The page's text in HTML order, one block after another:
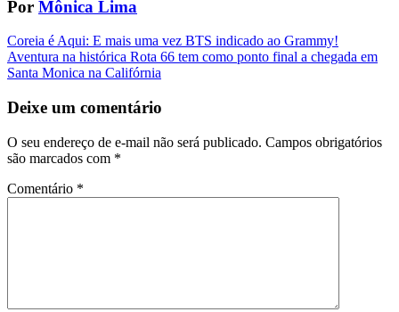
Por Mônica Lima
Navegação
da
Coreia é Aqui: E mais uma vez BTS indicado ao Grammy!
Aventura na histórica Rota 66 tem como ponto final a chegada em
Santa Monica na Califórnia
Deixe um comentário
O seu endereço de e-mail não será publicado. Campos obrigatórios
são marcados com *
Comentário *